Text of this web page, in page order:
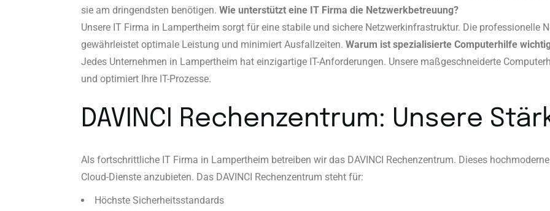
sie am dringendsten benötigen. Wie unterstützt eine IT Firma die Netzwerkbetreuung?
Unsere IT Firma in Lampertheim sorgt für eine stabile und sichere Netzwerkinfrastruktur. Die professionelle
gewährleistet optimale Leistung und minimiert Ausfallzeiten. Warum ist spezialisierte Computerhilfe
Jedes Unternehmen in Lampertheim hat einzigartige IT-Anforderungen. Unsere maßgeschneiderte
und optimiert Ihre IT-Prozesse.
DAVINCI Rechenzentrum: Unsere
Als fortschrittliche IT Firma in Lampertheim betreiben wir das DAVINCI Rechenzentrum. Dieses
Cloud-Dienste anzubieten. Das DAVINCI Rechenzentrum steht für:
Höchste Sicherheitsstandards